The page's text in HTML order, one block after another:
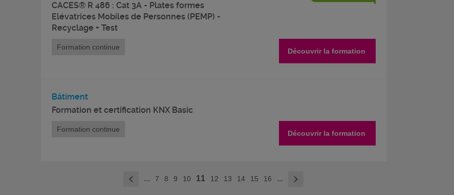
CACES® R 486 : Cat 3A - Plates formes
Elévatrices Mobiles de Personnes (PEMP) -
Recyclage + Test
Formation continue Découvrir la formation
Bâtiment
Formation et certification KNX Basic
Formation continue Découvrir la formation
< ... 7 8 9 10 11 12 13 14 15 16 ... >